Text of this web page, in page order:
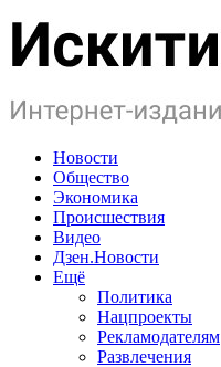
Новости
Общество
Экономика
Происшествия
Видео
Дзен.Новости
Ещё
Политика
Нацпроекты
Рекламодателям
Развлечения